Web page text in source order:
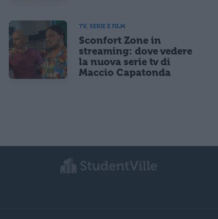
TV, SERIE E FILM
Sconfort Zone in
streaming: dove vedere
la nuova serie tv di
Maccio Capatonda